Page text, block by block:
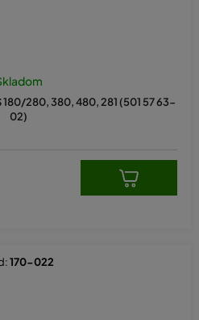
280, 380, 480, 281 (501 57 63-
02)
170-022